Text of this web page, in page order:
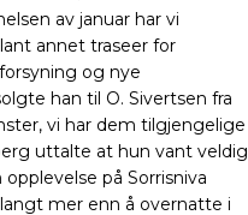
av januar har vi
annet traseer for
og nye
han til O. Sivertsen fra
vi har dem tilgjengelige
uttalte at hun vant veldig
på Sorrisniva
mer enn å overnatte i